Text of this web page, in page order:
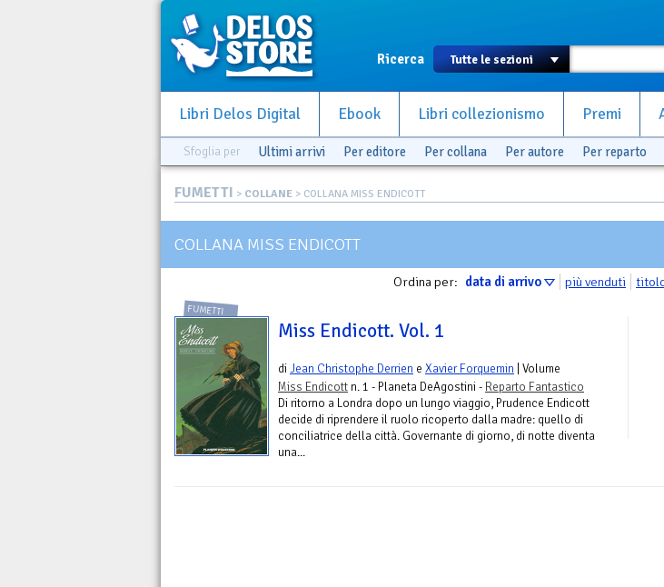
Ricerca
Libri Delos Digital Ebook Libri collezionismo Premi
Sfoglia per Ultimi arrivi Per editore Per collana Per autore Per reparto
FUMETTI > COLLANE > COLLANA MISS ENDICOTT
COLLANA MISS ENDICOTT
Ordina per: data di arrivo più venduti
FUMETTI
Miss Endicott. Vol. 1
diJean Christophe Derrien e Xavier Forquemin | Volume
Miss Endicott n. 1 - Planeta DeAgostini - Reparto Fantastico
Di ritorno a Londra dopo un lungo viaggio, Prudence Endicott
decide di riprendere il ruolo ricoperto dalla madre: quello di
conciliatrice della città. Governante di giorno, di notte diventa
una...